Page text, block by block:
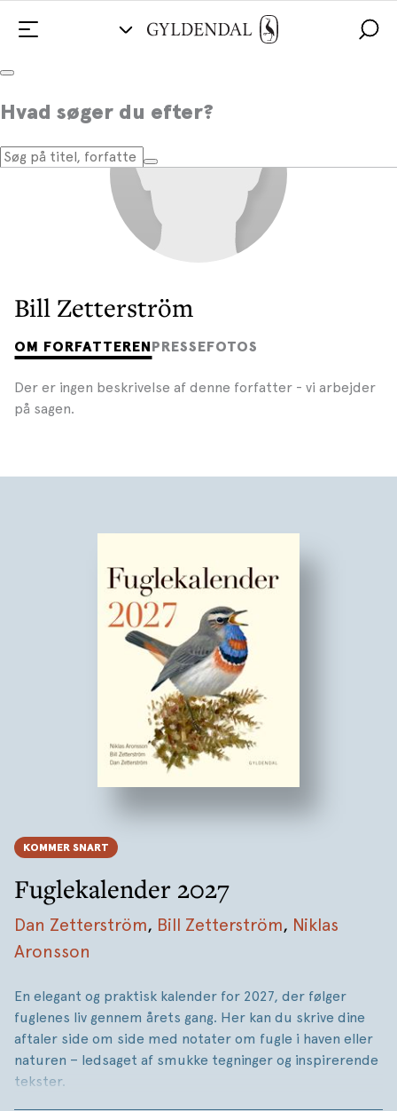
Hvad søger du efter?
Bill Zetterström
OM FORFATTERENPRESSEFOTOS
Der er ingen beskrivelse af denne forfatter - vi arbejder
på sagen.
KOMMER SNART
Fuglekalender 2027
Dan Zetterström, Bill Zetterström, Niklas
Aronsson
En elegant og praktisk kalender for 2027, der følger
fuglenes liv gennem årets gang. Her kan du skrive dine
aftaler side om side med notater om fugle i haven eller
naturen – ledsaget af smukke tegninger og inspirerende
tekster.